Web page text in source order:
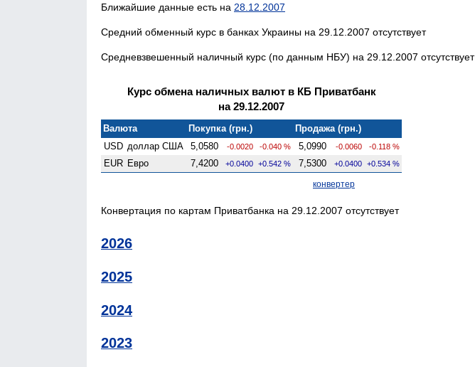
Ближайшие данные есть на 28.12.2007
Средний обменный курс в банках Украины на 29.12.2007 отсутствует
Средневзвешенный наличный курс (по данным НБУ) на 29.12.2007 отсутствует
Курс обмена наличных валют в КБ Приватбанк
на 29.12.2007
Валюта Покупка (грн.)
Продажа (грн.)
USD доллар США 5,0580 -0.0020 -0.040 % 5,0990 -0.0060 -0.118 %
EUR Евро 7,4200 +0.0400 +0.542 % 7,5300 +0.0400 +0.534 %
конвертер
Конвертация по картам Приватбанка на 29.12.2007 отсутствует
2026
2025
2024
2023